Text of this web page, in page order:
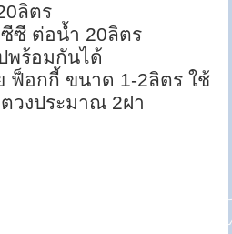
ลิตร
ซี ต่อน้ำ 20ลิตร
พร้อมกันได้
ฟ็อกกี้ ขนาด 1-2ลิตร ใช้
วงประมาณ 2ฝา